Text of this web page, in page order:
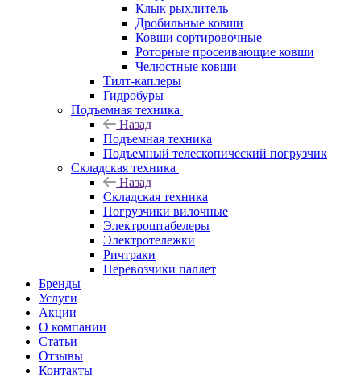
Клык рыхлитель
Дробильные ковши
Ковши сортировочные
Роторные просеивающие ковши
Челюстные ковши
Тилт-каплеры
Гидробуры
Подъемная техника
Назад
Подъемная техника
Подъемный телескопический погрузчик
Складская техника
Назад
Складская техника
Погрузчики вилочные
Электроштабелеры
Электротележки
Ричтраки
Перевозчики паллет
Бренды
Услуги
Акции
О компании
Статьи
Отзывы
Контакты